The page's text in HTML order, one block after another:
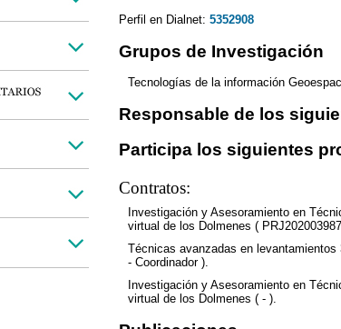
Perfil en Dialnet: 5352908
Grupos de Investigación
Tecnologías de la información
Responsable de los
Participa los siguientes
Contratos:
Investigación y Asesoramiento en
virtual de los Dolmenes (
Técnicas avanzadas en
- Coordinador ).
Investigación y Asesoramiento en
virtual de los Dolmenes ( - ).